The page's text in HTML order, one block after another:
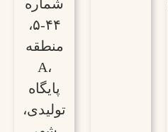
شماره
۴۴-۵،
منطقه
A،
پایگاه
تولیدی،